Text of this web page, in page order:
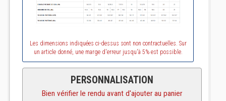
Les dimensions indiquées ci-dessus sont non contractuelles. Sur
un article donné, une marge d'erreur jusqu'à 5% est possible.
PERSONNALISATION
Bien vérifier le rendu avant d'ajouter au panier